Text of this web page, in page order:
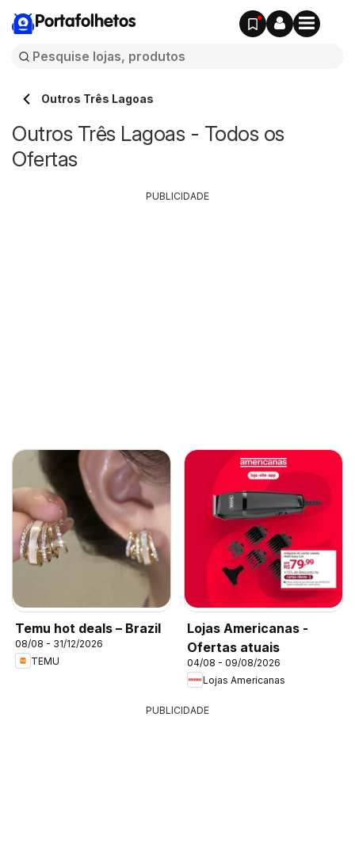
Portafolhetos
Outros Três Lagoas
Outros Três Lagoas - Todos os
Ofertas
Temu hot deals – Brazil
08/08 - 31/12/2026
TEMU
Lojas Americanas -
Ofertas atuais
04/08 - 09/08/2026
Lojas Americanas
PUBLICIDADE
PUBLICIDADE